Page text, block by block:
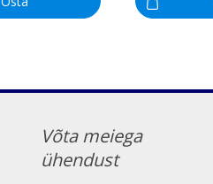
Võta meiega
ühendust